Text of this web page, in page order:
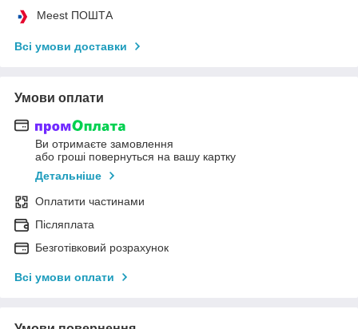
Meest ПОШТА
Всі умови доставки
Умови оплати
Ви отримаєте замовлення
або гроші повернуться на вашу картку
Детальніше
Оплатити частинами
Післяплата
Безготівковий розрахунок
Всі умови оплати